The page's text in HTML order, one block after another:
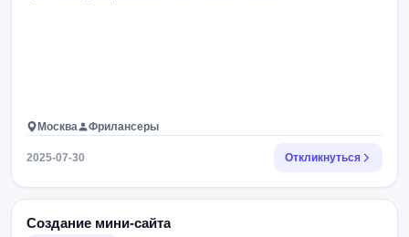
Москва Фрилансеры
2025-07-30 Откликнуться
Создание мини-сайта